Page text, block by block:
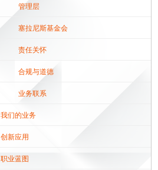
管理层
塞拉尼斯基金会
责任关怀
合规与道德
业务联系
我们的业务
创新应用
职业蓝图